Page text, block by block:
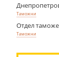
Таможни
Отдел
Таможни